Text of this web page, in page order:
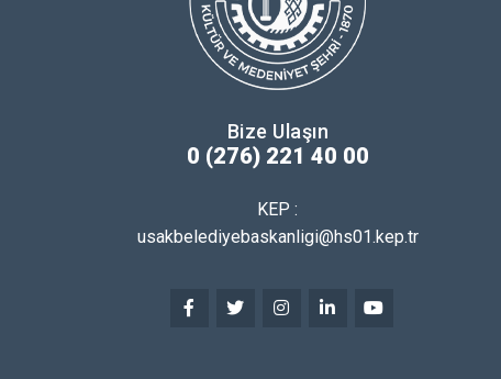
Bize Ulaşın
0 (276) 221 40 00
KEP :
usakbelediyebaskanligi@hs01.kep.tr